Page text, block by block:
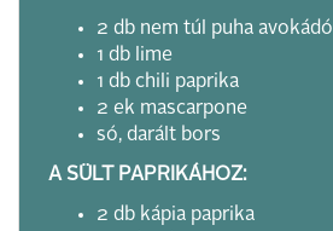
2 db nem túl puha avokádó
1 db lime
1 db chili paprika
2 ek mascarpone
só, darált bors
A SÜLT PAPRIKÁHOZ:
2 db kápia paprika